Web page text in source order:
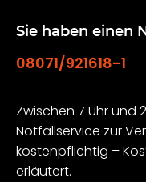
Sie haben einen
08071/921618-1
Zwischen 7 Uhr und
Notfallservice zur
kostenpflichtig –
erläutert.